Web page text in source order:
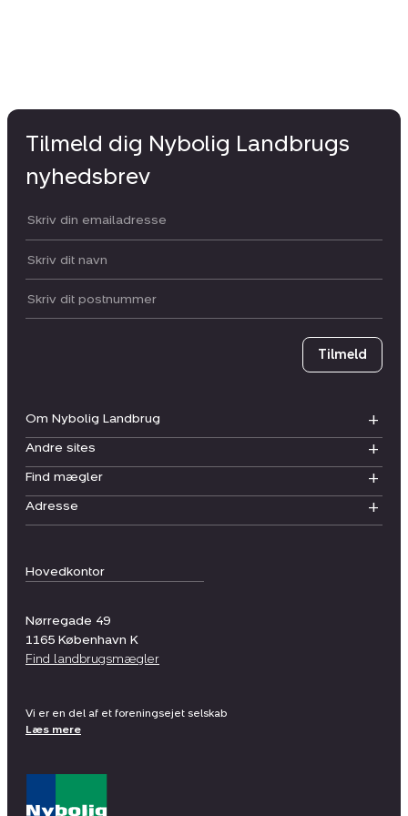
Hovedkontor
Nørregade 49
1165 København K
Find landbrugsmægler
Om Nybolig Landbrug
Andre sites
Find mægler
Adresse
Tilmeld dig Nybolig Landbrugs
nyhedsbrev
Din email:
Dit navn:
Postnummer
Tilmeld
Vi er en del af et foreningsejet selskab
Læs mere